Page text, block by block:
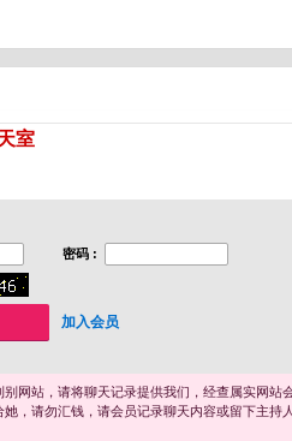
室
密码 :
加入会员
网站，请将聊天记录提供我们，经查属实网站
，请勿汇钱，请会员记录聊天内容或留下主持